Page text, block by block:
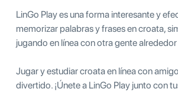
LinGo Play es una forma interesante y
memorizar palabras y frases en croata,
jugando en línea con otra gente
Jugar y estudiar croata en línea con
divertido. ¡Únete a LinGo Play junto con